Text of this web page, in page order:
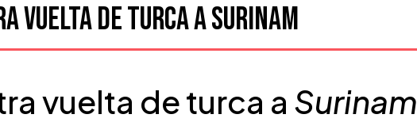
vuelta de turca a Surinam
vuelta de turca a Surinam